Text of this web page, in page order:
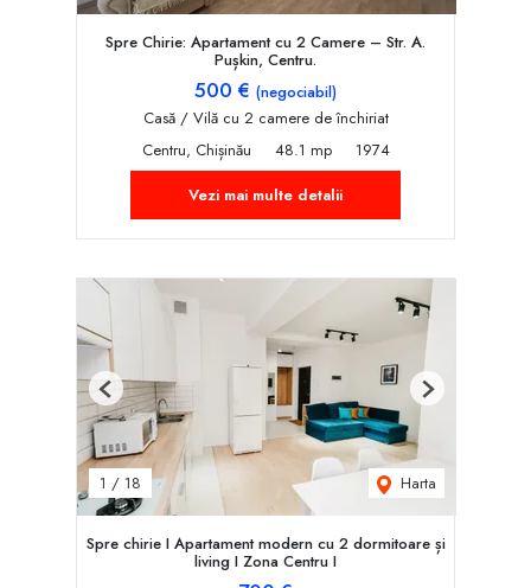
Spre Chirie: Apartament cu 2 Camere – Str. A.
Pușkin, Centru.
500 € (negociabil)
Casă / Vilă cu 2 camere de închiriat
Centru, Chișinău
48.1 mp
1974
Vezi mai multe detalii
1 / 18 Harta
Previous Next
Spre chirie I Apartament modern cu 2 dormitoare și
living I Zona Centru I